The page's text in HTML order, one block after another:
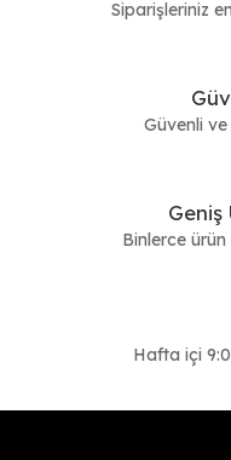
Siparişleriniz
Güvenli
Geniş
Binlerce
Hafta içi